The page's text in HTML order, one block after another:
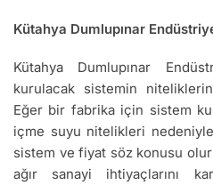
Kütahya Dumlupınar
Kütahya Dumlupınar
kurulacak sistemin
Eğer bir fabrika için sistem
içme suyu nitelikleri
sistem ve fiyat söz konusu
ağır sanayi ihtiyaçlarını